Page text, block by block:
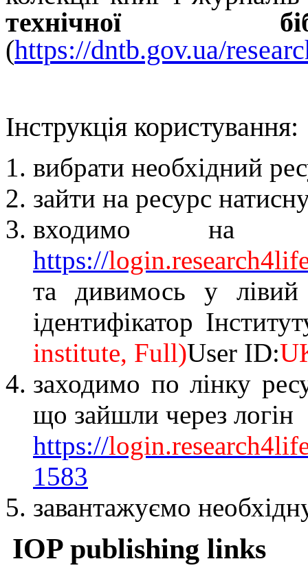
технічної
(https://dntb.gov.ua/
Інструкція користування:
вибрати необхідний
зайти на ресурс
входимо на
https://login.research4
та дивимось у
ідентифікатор
institute, Full)User ID:
заходимо по лінку
що зайшли через логін
https://login.research4
1583
завантажуємо
IOP publishing links